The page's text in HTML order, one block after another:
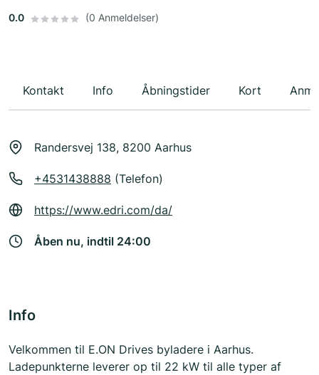
0.0 (0 Anmeldelser)
Kontakt Info Åbningstider Kort
Randersvej 138, 8200 Aarhus
+4531438888 (Telefon)
https://www.edri.com/da/
Åben nu, indtil 24:00
Info
Velkommen til E.ON Drives byladere i Aarhus.
Ladepunkterne leverer op til 22 kW til alle typer af